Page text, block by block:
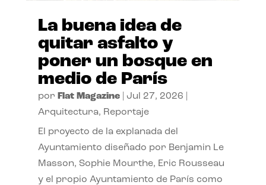
La buena idea de
quitar asfalto y
poner un bosque en
medio de París
por Flat Magazine| Jul 27, 2026
Arquitectura, Reportaje
El proyecto de la explanada del
Ayuntamiento diseñado por Benjamin Le
Masson, Sophie Mourthe, Eric Rousseau
y el propio Ayuntamiento de París como